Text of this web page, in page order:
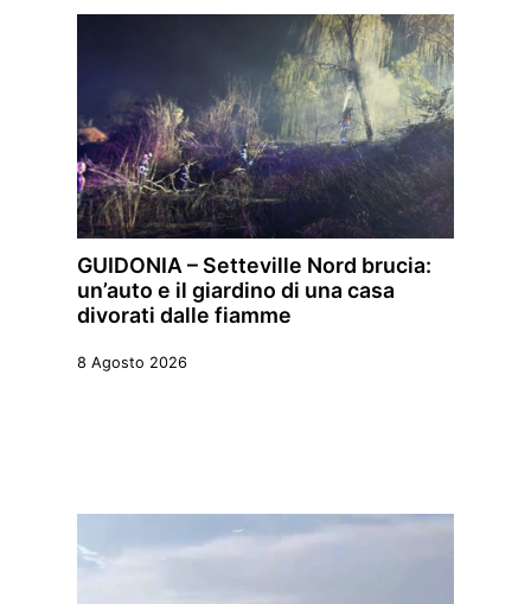
GUIDONIA – Setteville Nord brucia:
un’auto e il giardino di una casa
divorati dalle fiamme
8 Agosto 2026